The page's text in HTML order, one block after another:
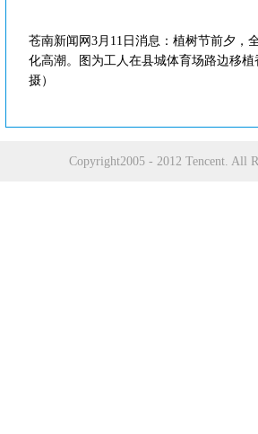
苍南新闻网3月11日消息：植树节前夕，
化高潮。图为工人在县城体育场路边移
摄）
Copyright2005 - 2012 Tencent. All